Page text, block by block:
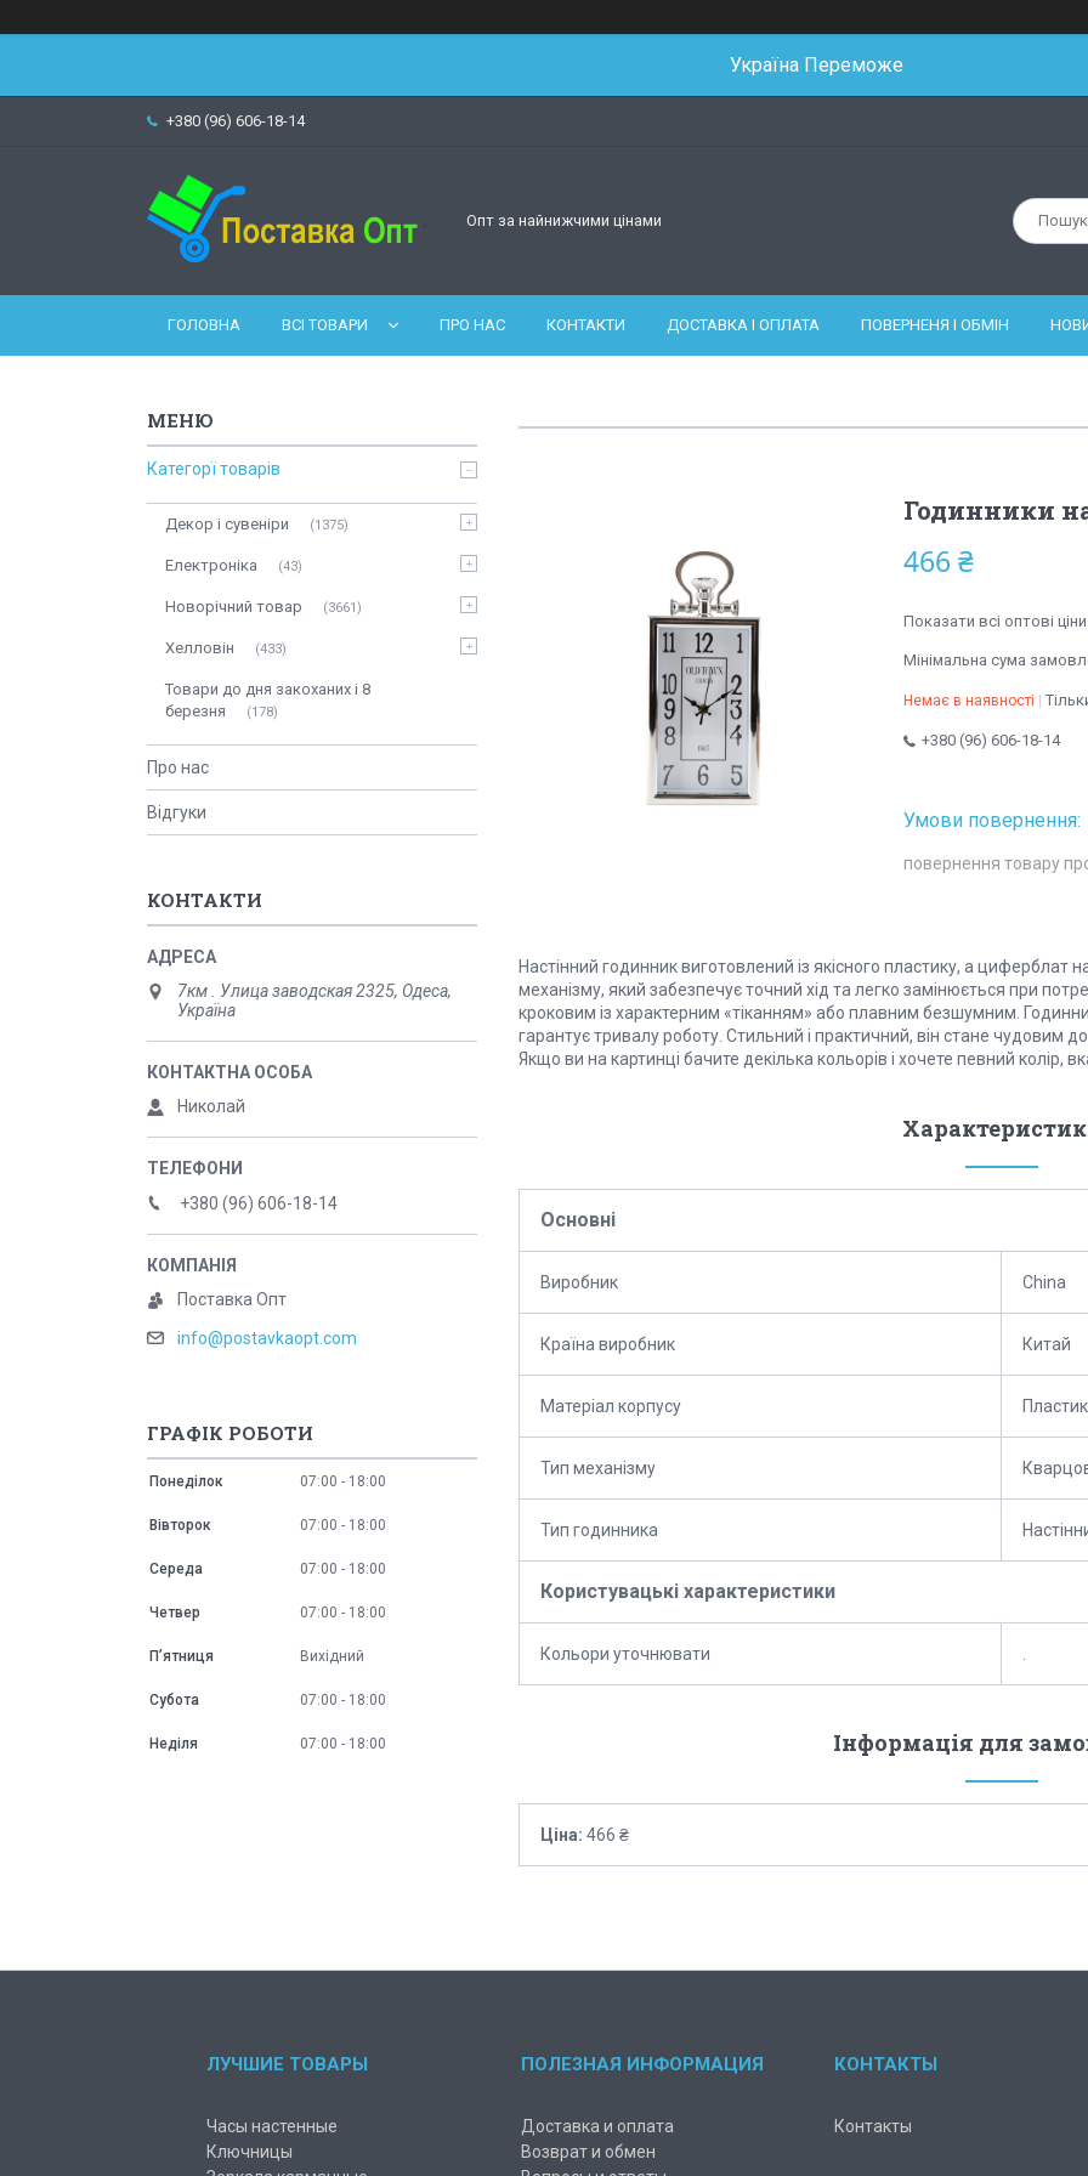
Україна Переможе
+380 (96) 606-18-14
Опт за найнижчими цінами
ГОЛОВНА ВСІ ТОВАРИ ПРО НАС КОНТАКТИ ДОСТАВКА І ОПЛАТА ПОВЕРНЕНЯ І ОБМІН
Годинники
466 ₴
Показати всі оптові ціни
Мінімальна сума
Немає в наявності
+380 (96) 606-18-14
повернення товару
Настінний годинник виготовлений із якісного пластику, а
механізму, який забезпечує точний хід та легко замінюється при
кроковим із характерним «тіканням» або плавним безшумним.
гарантує тривалу роботу. Стильний і практичний, він стане чудовим
Якщо ви на картинці бачите декілька кольорів і хочете певний колір,
Основні
Виробник China
Країна виробник Китай
Матеріал корпусу Пластик
Тип механізму
Тип годинника
Користувацькі характеристики
Кольори уточнювати
Інформація для
Ціна: 466 ₴
Категорї товарів
Декор і сувеніри 1375
Електроніка 43
Новорічний товар 3661
Хелловін 433
Товари до дня закоханих і 8
березня
178
Про нас
Відгуки
КОНТАКТИ
7км . Улица заводская 2325, Одеса,
Україна
Николай
+380 (96) 606-18-14
Поставка Опт
info@postavkaopt.com
ГРАФІК РОБОТИ
Понеділок 07:00 18:00
Вівторок 07:00 18:00
Середа 07:00 18:00
Четвер 07:00 18:00
Пʼятниця Вихідний
Субота 07:00 18:00
Неділя 07:00 18:00
ЛУЧШИЕ ТОВАРЫ
Часы настенные
Ключницы
ПОЛЕЗНАЯ ИНФОРМАЦИЯ
Доставка и оплата
Возврат и обмен
КОНТАКТЫ
Контакты